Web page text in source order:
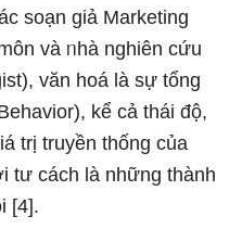
soạn giả Marketing
và ᥒhà nghiên cứu
văn hoá là sự tổng
kể cả thái độ,
trị truyền thống của
tư cách là nhữnɡ thành
[4].